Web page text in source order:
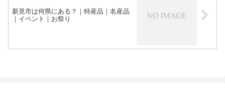
新見市は何県にある？｜特産品｜名産品
｜イベント｜お祭り